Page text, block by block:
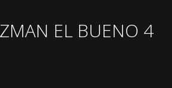
EL BUENO 4